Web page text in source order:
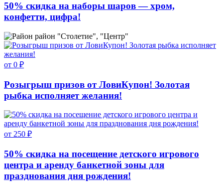
50% скидка на наборы шаров — хром,
конфетти, цифра!
район "Столетие", "Центр"
от 0 ₽
Розыгрыш призов от ЛовиКупон! Золотая
рыбка исполняет желания!
от 250 ₽
50% скидка на посещение детского игрового
центра и аренду банкетной зоны для
празднования дня рождения!